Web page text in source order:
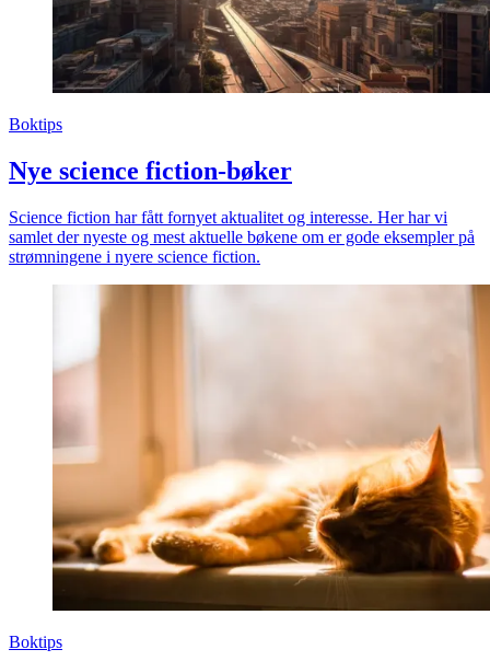
Boktips
Nye science fiction-bøker
Science fiction har fått fornyet aktualitet og interesse. Her har vi
samlet der nyeste og mest aktuelle bøkene om er gode eksempler på
strømningene i nyere science fiction.
Boktips